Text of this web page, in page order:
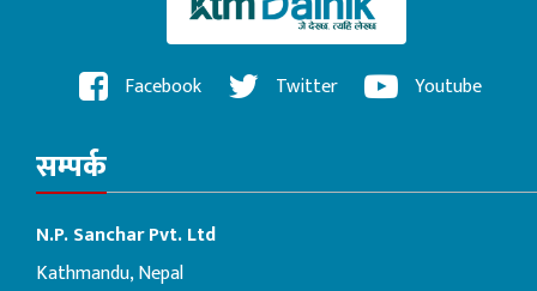
Facebook Twitter Youtube
सम्पर्क
N.P. Sanchar Pvt. Ltd
Kathmandu, Nepal